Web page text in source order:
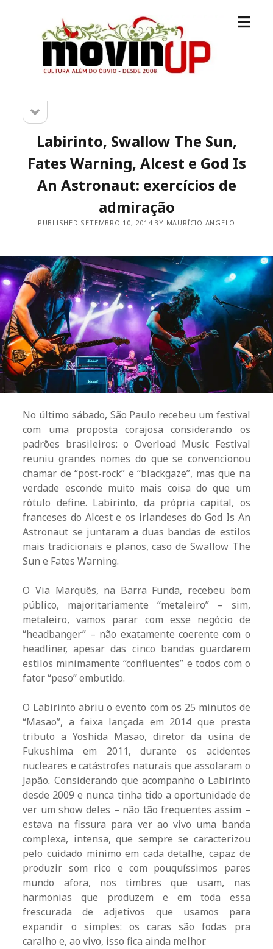
M.O.V.I.N
[UP]
open
Sidebarsidebar
Labirinto, Swallow The Sun,
Fates Warning, Alcest e God Is
An Astronaut: exercícios de
admiração
PUBLISHED SETEMBRO 10, 2014 BY MAURÍCIO ANGELO
No último sábado, São Paulo recebeu um festival
com uma proposta corajosa considerando os
padrões brasileiros: o Overload Music Festival
reuniu grandes nomes do que se convencionou
chamar de “post-rock” e “blackgaze”, mas que na
verdade esconde muito mais coisa do que um
rótulo define. Labirinto, da própria capital, os
franceses do Alcest e os irlandeses do God Is An
Astronaut se juntaram a duas bandas de estilos
mais tradicionais e planos, caso de Swallow The
Sun e Fates Warning.
O Via Marquês, na Barra Funda, recebeu bom
público, majoritariamente “metaleiro” – sim,
metaleiro, vamos parar com esse negócio de
“headbanger” – não exatamente coerente com o
headliner, apesar das cinco bandas guardarem
estilos minimamente “confluentes” e todos com o
fator “peso” embutido.
O Labirinto abriu o evento com os 25 minutos de
“Masao”, a faixa lançada em 2014 que presta
tributo a Yoshida Masao, diretor da usina de
Fukushima em 2011, durante os acidentes
nucleares e catástrofes naturais que assolaram o
Japão.Considerando que acompanho o Labirinto
desde 2009 e nunca tinha tido a oportunidade de
ver um show deles – não tão frequentes assim –
estava na fissura para ver ao vivo uma banda
complexa, intensa, que sempre se caracterizou
pelo cuidado mínimo em cada detalhe, capaz de
produzir som rico e com pouquíssimos pares
mundo afora, nos timbres que usam, nas
harmonias que produzem e em toda essa
frescurada de adjetivos que usamos para
expandir o simples: os caras são fodas pra
caralho e, ao vivo, isso fica ainda melhor.